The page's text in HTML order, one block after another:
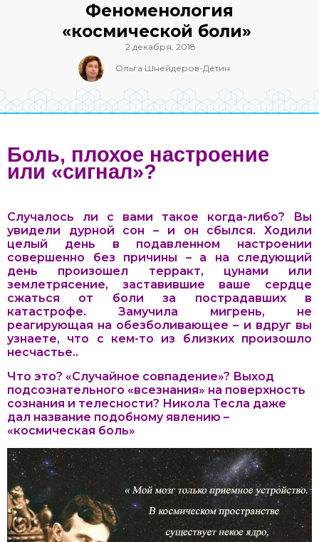
Феноменология
«космической боли»
2 декабря, 2018
Ольга Шнейдеров-Детин
Боль, плохое настроение
или «сигнал»?
Случалось ли с вами такое когда-либо? Вы
увидели дурной сон – и он сбылся. Ходили
целый день в подавленном настроении
совершенно без причины – а на следующий
день произошел терракт, цунами или
землетрясение, заставившие ваше сердце
сжаться от боли за пострадавших в
катастрофе. Замучила мигрень, не
реагирующая на обезболивающее – и вдруг вы
узнаете, что с кем-то из близких произошло
несчастье..
Что это? «Случайное совпадение»? Выход
подсознательного «всезнания» на поверхность
сознания и телесности? Никола Тесла даже
дал название подобному явлению –
«космическая боль»